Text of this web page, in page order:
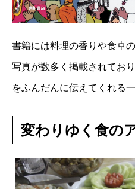
書籍には料理の香りや食卓
写真が数多く掲載されてお
をふんだんに伝えてくれる一
変わりゆく食の